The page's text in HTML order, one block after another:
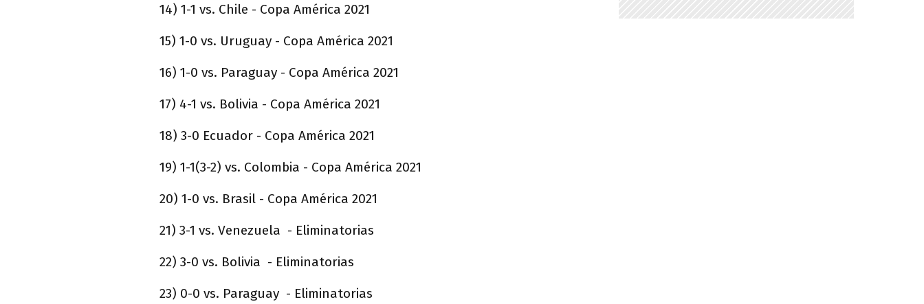
14) 1-1 vs. Chile - Copa América 2021
15) 1-0 vs. Uruguay - Copa América 2021
16) 1-0 vs. Paraguay - Copa América 2021
17) 4-1 vs. Bolivia - Copa América 2021
18) 3-0 Ecuador - Copa América 2021
19) 1-1(3-2) vs. Colombia - Copa América 2021
20) 1-0 vs. Brasil - Copa América 2021
21) 3-1 vs. Venezuela - Eliminatorias
22) 3-0 vs. Bolivia - Eliminatorias
23) 0-0 vs. Paraguay - Eliminatorias